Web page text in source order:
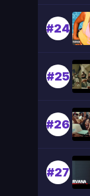
#24
#25
#26
#27